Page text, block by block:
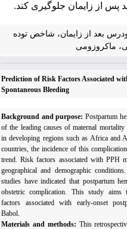
از زایمان جلوگیری کند.
بعد از زایمان، شاخص توده
ماکروزومی
Prediction of Risk Factors Associated
Spontaneous Bleeding
Background and purpose:Postpartum
of the leading causes of maternal
in developing regions such as Africa
countries, the incidence of this
trend. Risk factors associated with PPH
geographical and demographic
studies have indicated that postpartum
obstetric complication. This study
factors associated with early-onset
Babol.
Materials and methods:This